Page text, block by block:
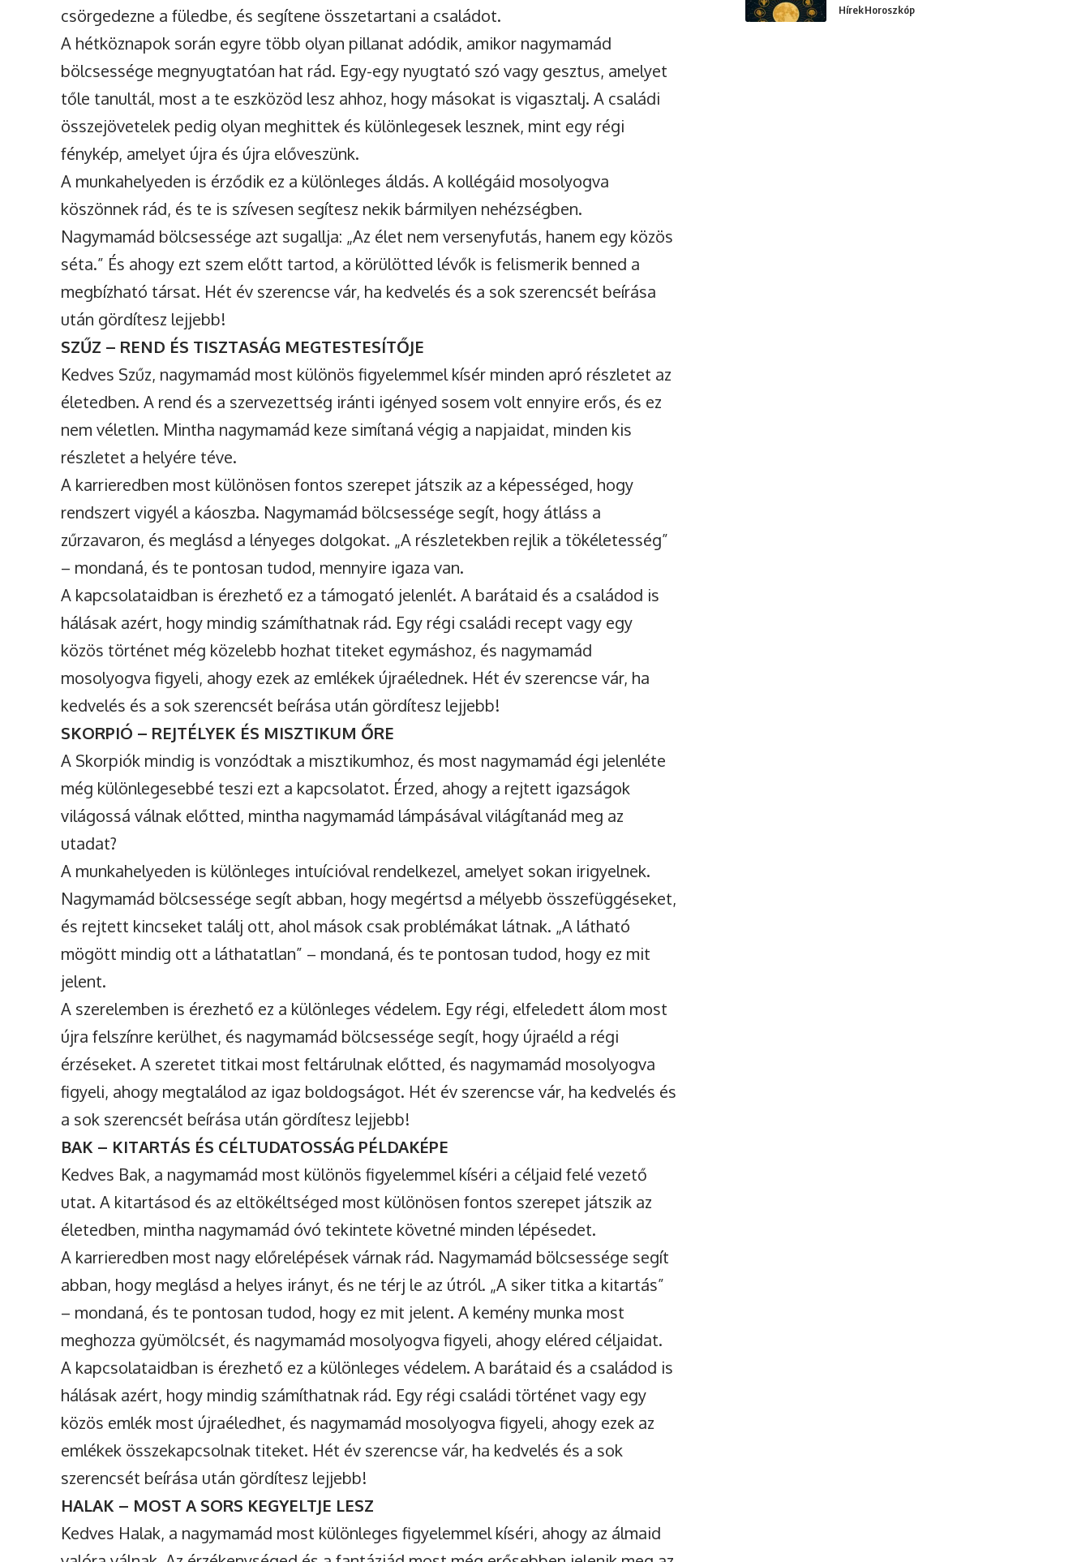
csörgedezne a füledbe, és segítene összetartani a családot.
A hétköznapok során egyre több olyan pillanat adódik, amikor nagymamád
bölcsessége megnyugtatóan hat rád. Egy-egy nyugtató szó vagy gesztus, amelyet
tőle tanultál, most a te eszközöd lesz ahhoz, hogy másokat is vigasztalj. A családi
összejövetelek pedig olyan meghittek és különlegesek lesznek, mint egy régi
fénykép, amelyet újra és újra előveszünk.
A munkahelyeden is érződik ez a különleges áldás. A kollégáid mosolyogva
köszönnek rád, és te is szívesen segítesz nekik bármilyen nehézségben.
Nagymamád bölcsessége azt sugallja: „Az élet nem versenyfutás, hanem egy közös
séta.” És ahogy ezt szem előtt tartod, a körülötted lévők is felismerik benned a
megbízható társat. Hét év szerencse vár, ha kedvelés és a sok szerencsét beírása
után gördítesz lejjebb!
SZŰZ – REND ÉS TISZTASÁG MEGTESTESÍTŐJE
Kedves Szűz, nagymamád most különös figyelemmel kísér minden apró részletet az
életedben. A rend és a szervezettség iránti igényed sosem volt ennyire erős, és ez
nem véletlen. Mintha nagymamád keze simítaná végig a napjaidat, minden kis
részletet a helyére téve.
A karrieredben most különösen fontos szerepet játszik az a képességed, hogy
rendszert vigyél a káoszba. Nagymamád bölcsessége segít, hogy átláss a
zűrzavaron, és meglásd a lényeges dolgokat. „A részletekben rejlik a tökéletesség”
– mondaná, és te pontosan tudod, mennyire igaza van.
A kapcsolataidban is érezhető ez a támogató jelenlét. A barátaid és a családod is
hálásak azért, hogy mindig számíthatnak rád. Egy régi családi recept vagy egy
közös történet még közelebb hozhat titeket egymáshoz, és nagymamád
mosolyogva figyeli, ahogy ezek az emlékek újraélednek. Hét év szerencse vár, ha
kedvelés és a sok szerencsét beírása után gördítesz lejjebb!
SKORPIÓ – REJTÉLYEK ÉS MISZTIKUM ŐRE
A Skorpiók mindig is vonzódtak a misztikumhoz, és most nagymamád égi jelenléte
még különlegesebbé teszi ezt a kapcsolatot. Érzed, ahogy a rejtett igazságok
világossá válnak előtted, mintha nagymamád lámpásával világítanád meg az
utadat?
A munkahelyeden is különleges intuícióval rendelkezel, amelyet sokan irigyelnek.
Nagymamád bölcsessége segít abban, hogy megértsd a mélyebb összefüggéseket,
és rejtett kincseket találj ott, ahol mások csak problémákat látnak. „A látható
mögött mindig ott a láthatatlan” – mondaná, és te pontosan tudod, hogy ez mit
jelent.
A szerelemben is érezhető ez a különleges védelem. Egy régi, elfeledett álom most
újra felszínre kerülhet, és nagymamád bölcsessége segít, hogy újraéld a régi
érzéseket. A szeretet titkai most feltárulnak előtted, és nagymamád mosolyogva
figyeli, ahogy megtalálod az igaz boldogságot. Hét év szerencse vár, ha kedvelés és
a sok szerencsét beírása után gördítesz lejjebb!
BAK – KITARTÁS ÉS CÉLTUDATOSSÁG PÉLDAKÉPE
Kedves Bak, a nagymamád most különös figyelemmel kíséri a céljaid felé vezető
utat. A kitartásod és az eltökéltséged most különösen fontos szerepet játszik az
életedben, mintha nagymamád óvó tekintete követné minden lépésedet.
A karrieredben most nagy előrelépések várnak rád. Nagymamád bölcsessége segít
abban, hogy meglásd a helyes irányt, és ne térj le az útról. „A siker titka a kitartás”
– mondaná, és te pontosan tudod, hogy ez mit jelent. A kemény munka most
meghozza gyümölcsét, és nagymamád mosolyogva figyeli, ahogy eléred céljaidat.
A kapcsolataidban is érezhető ez a különleges védelem. A barátaid és a családod is
hálásak azért, hogy mindig számíthatnak rád. Egy régi családi történet vagy egy
közös emlék most újraéledhet, és nagymamád mosolyogva figyeli, ahogy ezek az
emlékek összekapcsolnak titeket. Hét év szerencse vár, ha kedvelés és a sok
szerencsét beírása után gördítesz lejjebb!
HALAK – MOST A SORS KEGYELTJE LESZ
Kedves Halak, a nagymamád most különleges figyelemmel kíséri, ahogy az álmaid
HírekHoroszkóp